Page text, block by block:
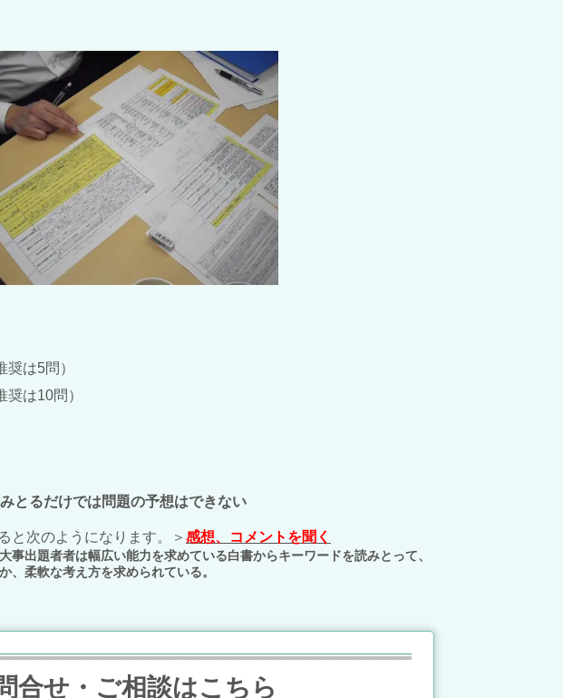
は5問）
は10問）
とるだけでは問題の予想はできない
と次のようになります。＞ 感想、コメントを聞く
事出題者者は幅広い能力を求めている白書からキーワードを読みとって、
、柔軟な考え方を求められている。
合せ・ご相談はこちら